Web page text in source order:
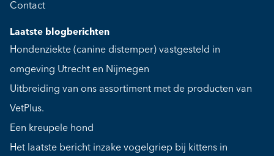
Contact
Laatste blogberichten
Hondenziekte (canine distemper) vastgesteld in
omgeving Utrecht en Nijmegen
Uitbreiding van ons assortiment met de producten van
VetPlus.
Een kreupele hond
Het laatste bericht inzake vogelgriep bij kittens in